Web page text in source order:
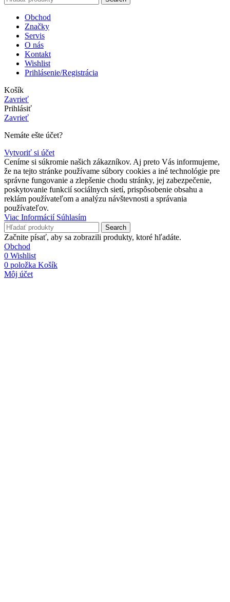
Obchod
Značky
Servis
O nás
Kontakt
Wishlist
Prihlásenie/Registrácia
Košík
Zavrieť
Prihlásiť
Zavrieť
Nemáte ešte účet?
Vytvoriť si účet
Ceníme si súkromie našich zákazníkov. Aj preto Vás informujeme,
že na tejto stránke používame súbory cookies a iné technológie pre
správne fungovanie a zlepšenie chodu stránky, jej zabezpečenie,
poskytovanie funkcií sociálnych sietí, prispôsobenie obsahu a
reklám používateľom a analýzu návštevnosti a správania
používateľov.
Viac Informácií Viac
Súhlasím
Search
Začnite písať, aby sa zobrazili produkty, ktoré hľadáte.
Obchod
0 Wishlist
0 položka Košík
Môj účet